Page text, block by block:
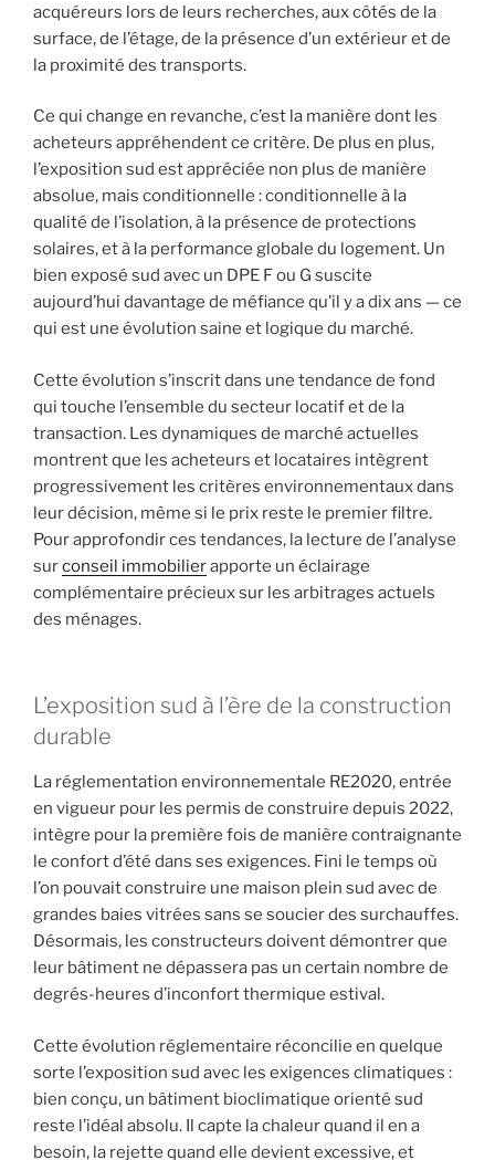
acquéreurs lors de leurs recherches, aux côtés de la
surface, de l’étage, de la présence d’un extérieur et de
la proximité des transports.
Ce qui change en revanche, c’est la manière dont les
acheteurs appréhendent ce critère. De plus en plus,
l’exposition sud est appréciée non plus de manière
absolue, mais conditionnelle : conditionnelle à la
qualité de l’isolation, à la présence de protections
solaires, et à la performance globale du logement. Un
bien exposé sud avec un DPE F ou G suscite
aujourd’hui davantage de méfiance qu’il y a dix ans — ce
qui est une évolution saine et logique du marché.
Cette évolution s’inscrit dans une tendance de fond
qui touche l’ensemble du secteur locatif et de la
transaction. Les dynamiques de marché actuelles
montrent que les acheteurs et locataires intègrent
progressivement les critères environnementaux dans
leur décision, même si le prix reste le premier filtre.
Pour approfondir ces tendances, la lecture de l’analyse
surconseil immobilierapporte un éclairage
complémentaire précieux sur les arbitrages actuels
des ménages.
L’exposition sud à l’ère de la construction
durable
La réglementation environnementale RE2020, entrée
en vigueur pour les permis de construire depuis 2022,
intègre pour la première fois de manière contraignante
le confort d’été dans ses exigences. Fini le temps où
l’on pouvait construire une maison plein sud avec de
grandes baies vitrées sans se soucier des surchauffes.
Désormais, les constructeurs doivent démontrer que
leur bâtiment ne dépassera pas un certain nombre de
degrés-heures d’inconfort thermique estival.
Cette évolution réglementaire réconcilie en quelque
sorte l’exposition sud avec les exigences climatiques :
bien conçu, un bâtiment bioclimatique orienté sud
reste l’idéal absolu. Il capte la chaleur quand il en a
besoin, la rejette quand elle devient excessive, et